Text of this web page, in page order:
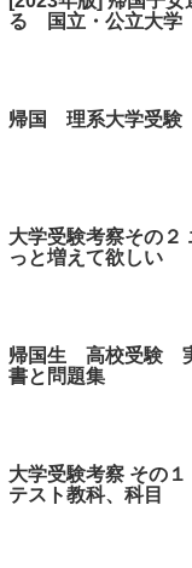
る 国立・公立大
帰国 理系大学受
大学受験考察その２
っと増えて欲しい
帰国生 高校受験
書と問題集
大学受験考察 その
テスト教科、科目